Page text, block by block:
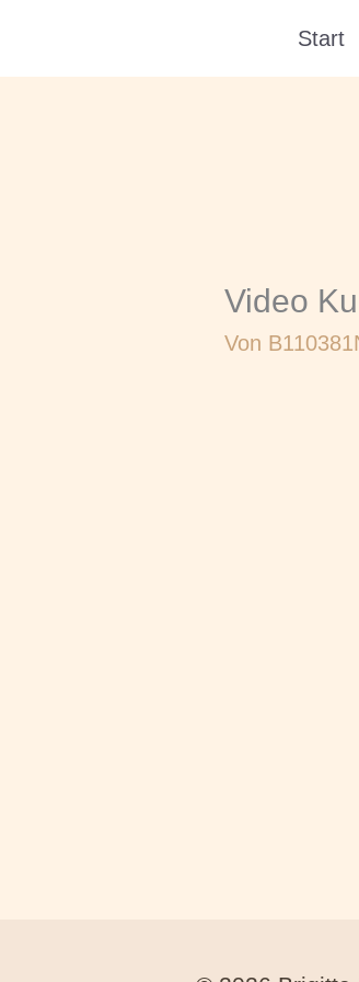
Start
Video
Von